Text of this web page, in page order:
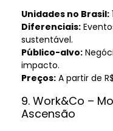
Unidades no Brasil:
Diferenciais:
sustentável.
Público-alvo:
impacto.
Preços: A partir de
9. Work&Co –
Ascensão